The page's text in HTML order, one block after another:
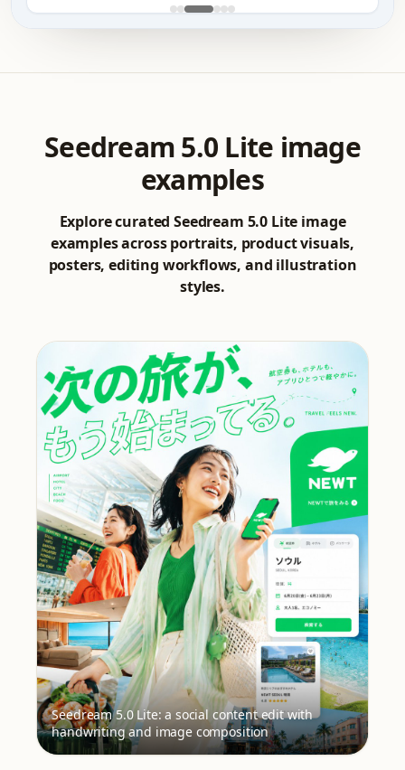
Seedream 5.0 Lite image
examples
Explore curated Seedream 5.0 Lite image
examples across portraits, product visuals,
posters, editing workflows, and illustration
styles.
Seedream 5.0 Lite: a social content edit with
handwriting and image composition